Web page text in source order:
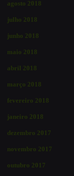
agosto 2018
julho 2018
junho 2018
maio 2018
abril 2018
março 2018
fevereiro 2018
janeiro 2018
dezembro 2017
novembro 2017
outubro 2017